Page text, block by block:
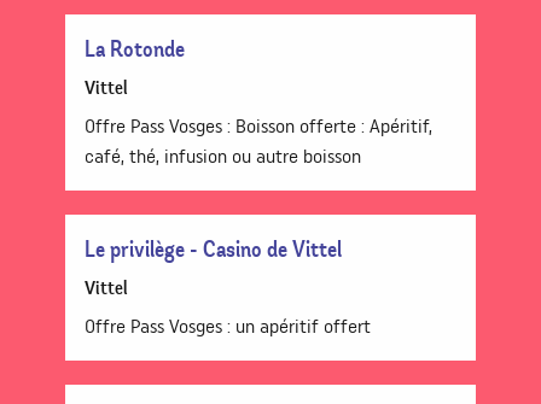
La Rotonde
Vittel
Offre Pass Vosges : Boisson offerte : Apéritif,
café, thé, infusion ou autre boisson
Le privilège - Casino de Vittel
Vittel
Offre Pass Vosges : un apéritif offert